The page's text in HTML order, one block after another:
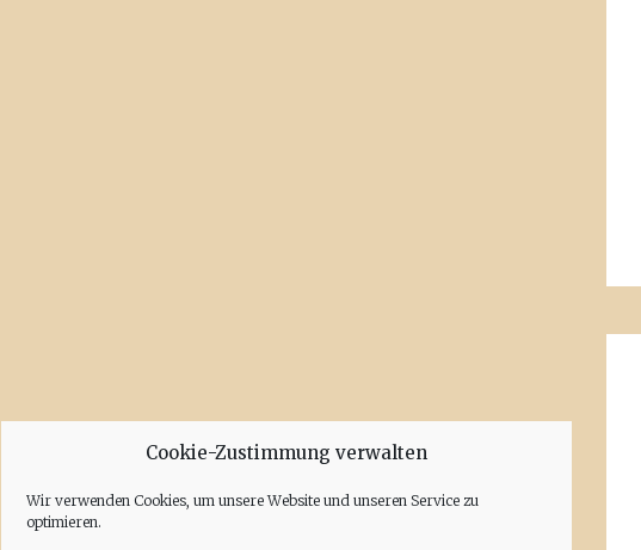
Cookie-Zustimmung verwalten
Wir verwenden Cookies, um unsere Website und unseren Service zu
optimieren.